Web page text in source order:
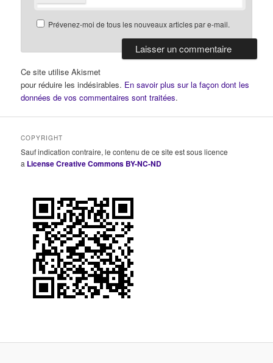
Prévenez-moi de tous les nouveaux articles par e-mail.
Ce site utilise Akismet
pour réduire les indésirables. En savoir plus sur la façon dont les
données de vos commentaires sont traitées.
COPYRIGHT
Sauf indication contraire, le contenu de ce site est sous licence
a License Creative Commons BY-NC-ND